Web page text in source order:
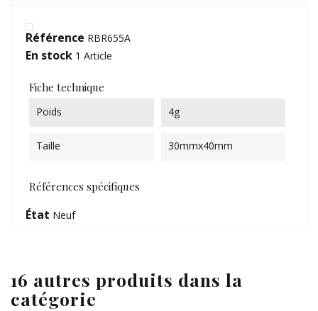
Référence RBR655A
En stock 1 Article
Fiche technique
Poids 4g
Taille 30mmx40mm
Références spécifiques
État Neuf
16 autres produits dans la
catégorie